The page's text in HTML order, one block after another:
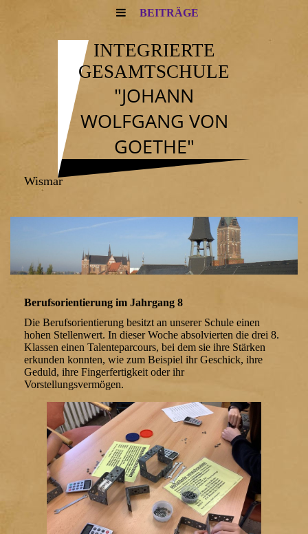
BEITRÄGE
INTEGRIERTE
GESAMTSCHULE
"JOHANN
WOLFGANG VON
GOETHE"
Wismar
Berufsorientierung im Jahrgang 8
Die Berufsorientierung besitzt an unserer Schule einen
hohen Stellenwert. In dieser Woche absolvierten die drei 8.
Klassen einen Talenteparcours, bei dem sie ihre Stärken
erkunden konnten, wie zum Beispiel ihr Geschick, ihre
Geduld, ihre Fingerfertigkeit oder ihr
Vorstellungsvermögen.